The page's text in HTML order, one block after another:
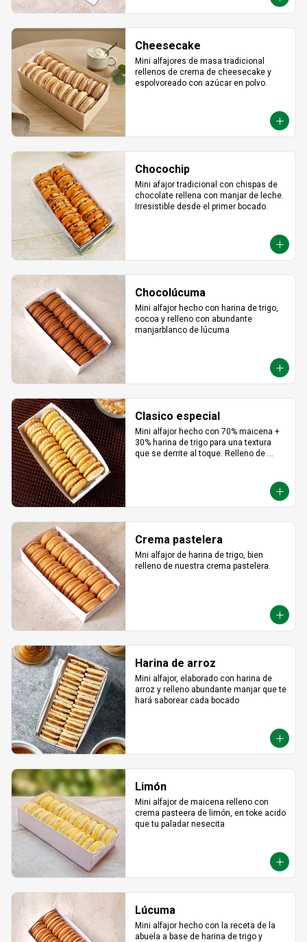
Cheesecake
Mini alfajores de masa tradicional
rellenos de crema de cheesecake y
espolvoreado con azúcar en polvo.
Chocochip
Mini afajor tradicional con chispas de
chocolate rellena con manjar de leche.
Irresistible desde el primer bocado.
Chocolúcuma
Mini alfajor hecho con harina de trigo,
cocoa y relleno con abundante
manjarblanco de lúcuma
Clasico especial
Mini alfajor hecho con 70% maicena +
30% harina de trigo para una textura
que se derrite al toque. Relleno de
Crema pastelera
Mni alfajor de harina de trigo, bien
relleno de nuestra crema pastelera.
Harina de arroz
Mini alfajor, elaborado con harina de
arroz y relleno abundante manjar que te
hará saborear cada bocado
Limón
Mini alfajor de maicena relleno con
crema pasteera de limón, en toke acido
que tu paladar nesecita
Lúcuma
Mini alfajor hecho con la receta de la
abuela a base de harina de trigo y